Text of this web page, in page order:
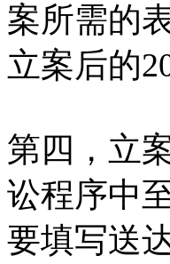
案所需的
立案后的
第四，立
讼程序中
要填写送